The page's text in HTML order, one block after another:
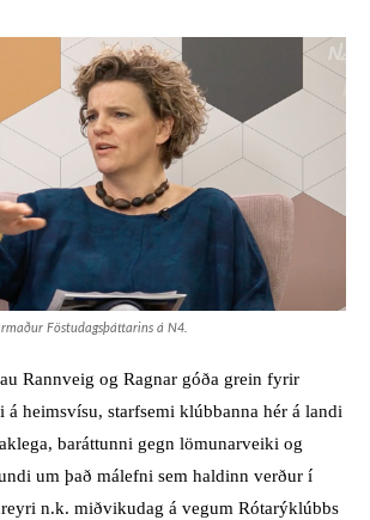
Föstudagsþáttarins á N4.
Rannveig og Ragnar góða grein fyrir
heimsvísu, starfsemi klúbbanna hér á landi
baráttunni gegn lömunarveiki og
um það málefni sem haldinn verður í
n.k. miðvikudag á vegum Rótarýklúbbs